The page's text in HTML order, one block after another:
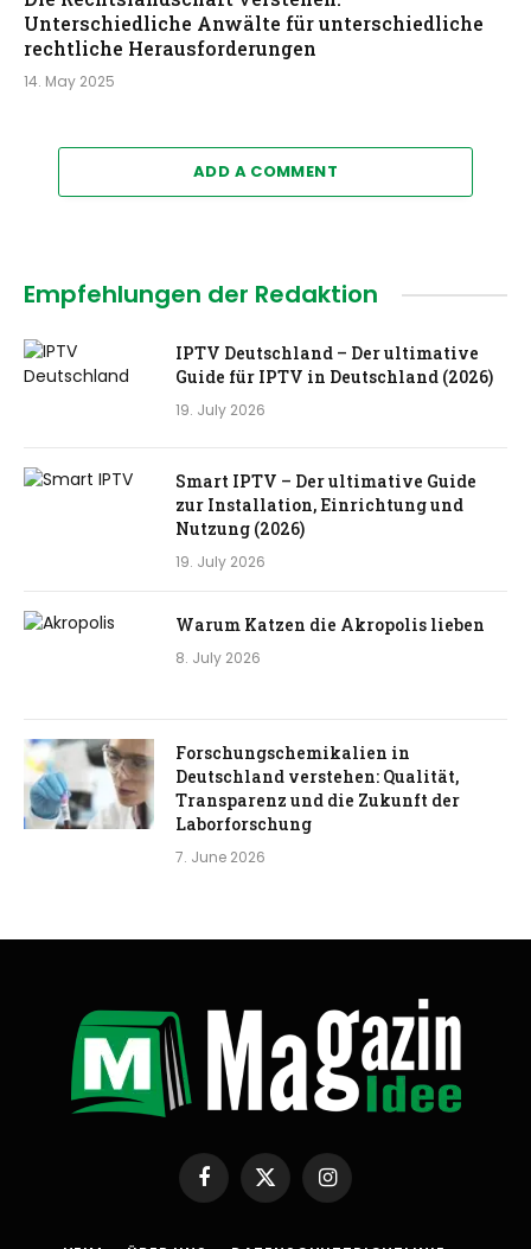
Unterschiedliche Anwälte für unterschiedliche
rechtliche Herausforderungen
14. May 2025
ADD A COMMENT
Empfehlungen der Redaktion
IPTV Deutschland – Der ultimative
Guide für IPTV in Deutschland (2026)
19. July 2026
Smart IPTV – Der ultimative Guide
zur Installation, Einrichtung und
Nutzung (2026)
19. July 2026
Warum Katzen die Akropolis lieben
8. July 2026
Forschungschemikalien in
Deutschland verstehen: Qualität,
Transparenz und die Zukunft der
Laborforschung
7. June 2026
Facebook
X
(Twitter)
Instagram